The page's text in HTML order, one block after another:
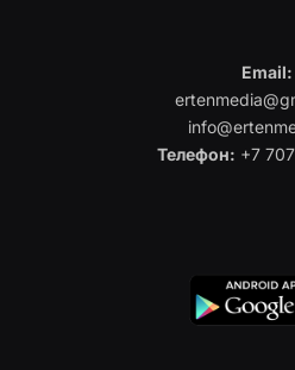
Email:
Телефон: +7